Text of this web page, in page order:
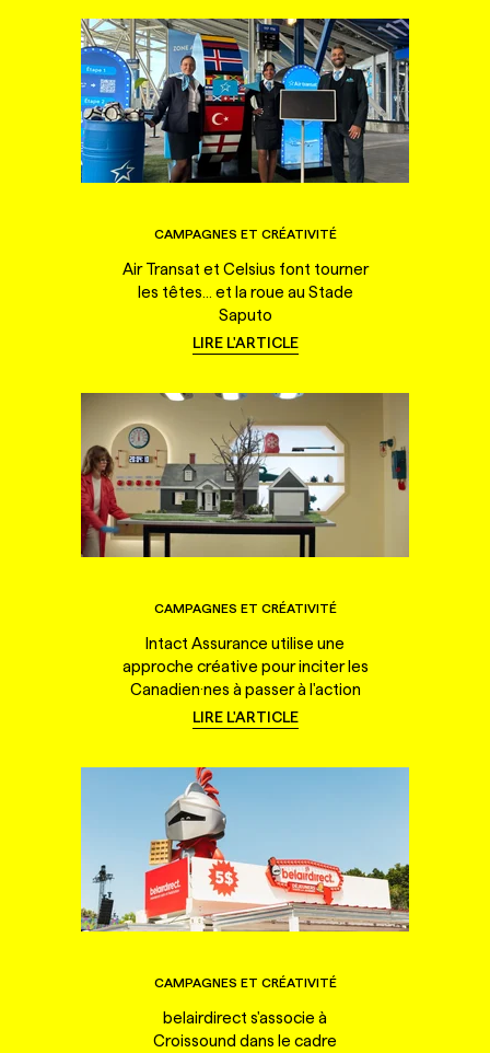
CAMPAGNES ET CRÉATIVITÉ
Air Transat et Celsius font tourner
les têtes... et la roue au Stade
Saputo
LIRE L'ARTICLE
CAMPAGNES ET CRÉATIVITÉ
Intact Assurance utilise une
approche créative pour inciter les
Canadien·nes à passer à l'action
LIRE L'ARTICLE
CAMPAGNES ET CRÉATIVITÉ
belairdirect s'associe à
Croissound dans le cadre